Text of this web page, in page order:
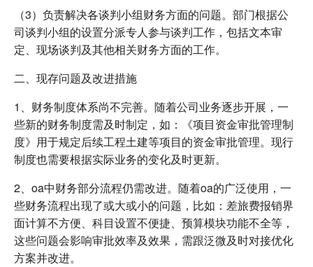
（3）负责解决各谈判小组财务方面的问题。部门根据公
司谈判小组的设置分派专人参与谈判工作，包括文本审
定、现场谈判及其他相关财务方面的工作。
二、现存问题及改进措施
1、财务制度体系尚不完善。随着公司业务逐步开展，一
些新的财务制度需及时制定，如：《项目资金审批管理制
度》用于规定后续工程土建等项目的资金审批管理。现行
制度也需要根据实际业务的变化及时更新。
2、oa中财务部分流程仍需改进。随着oa的广泛使用，一
些财务流程出现了或大或小的问题，比如：差旅费报销界
面计算不方便、科目设置不便捷、预算模块功能不全等，
这些问题会影响审批效率及效果，需跟泛微及时对接优化
方案并改进。